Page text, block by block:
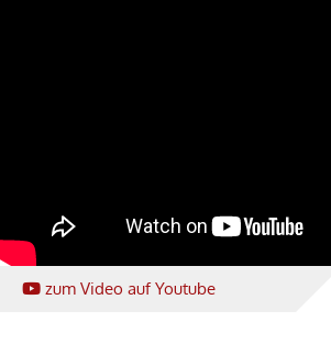
zum Video auf Youtube